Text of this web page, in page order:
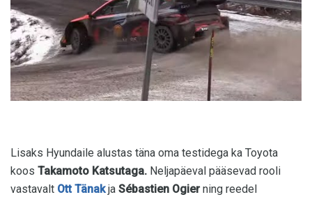
Lisaks Hyundaile alustas täna oma testidega ka Toyota
koos Takamoto Katsutaga. Neljapäeval pääsevad rooli
vastavalt Ott Tänakja Sébastien Ogierning reedel